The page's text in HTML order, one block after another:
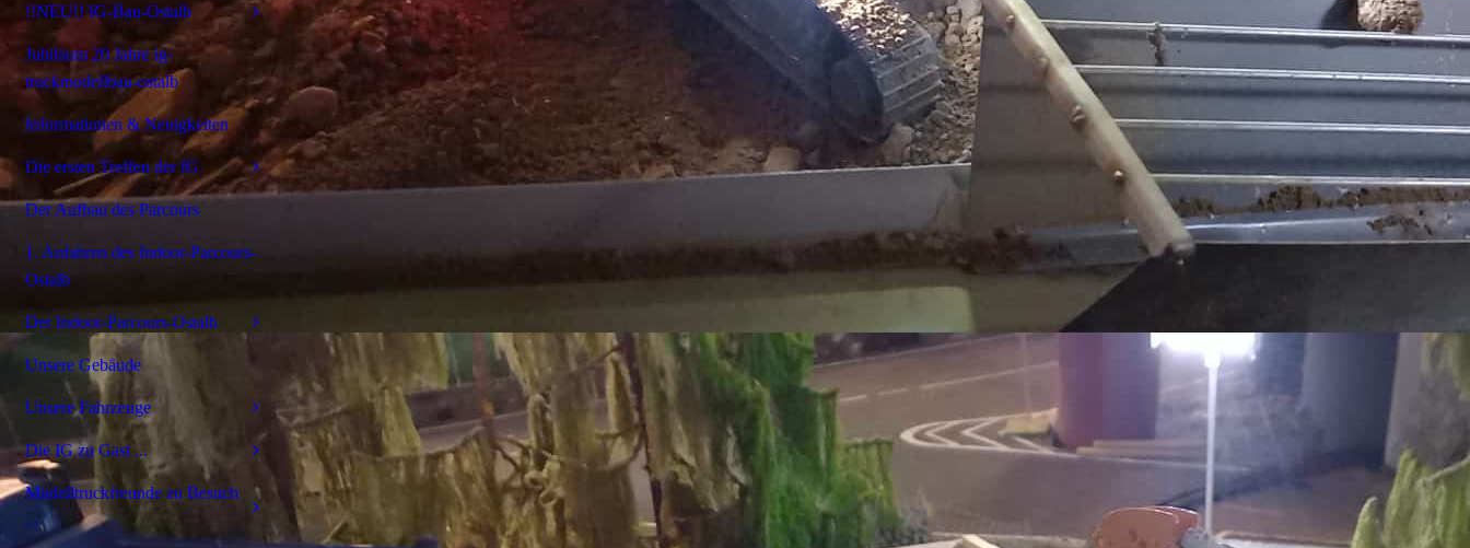
!!NEU!! IG-Bau-Ostalb
Jubiläum 20 Jahre ig-
truckmodellbau-ostalb
Informationen & Neuigkeiten
Die ersten Treffen der IG
Der Aufbau des Parcours
1. Anfahren des Indoor-Parcours-
Ostalb
Der Indoor-Parcours-Ostalb
Unsere Gebäude
Unsere Fahrzeuge
Die IG zu Gast ...
Modelltruckfreunde zu Besuch
...